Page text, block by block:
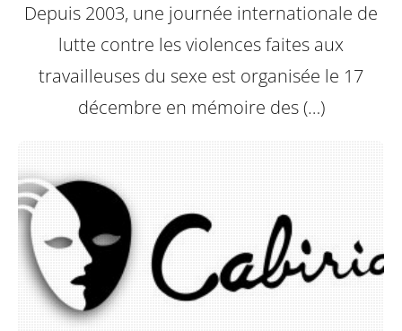
Depuis 2003, une journée internationale de
lutte contre les violences faites aux
travailleuses du sexe est organisée le 17
décembre en mémoire des (…)